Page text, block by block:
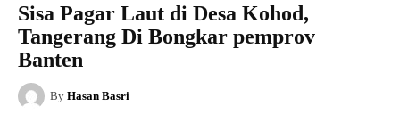
Sisa Pagar Laut di Desa Kohod,
Tangerang Di Bongkar pemprov
Banten
By Hasan Basri